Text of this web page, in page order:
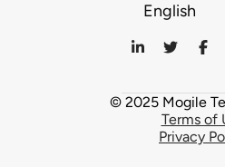
English
© 2025 Mogile
Terms of
Privacy